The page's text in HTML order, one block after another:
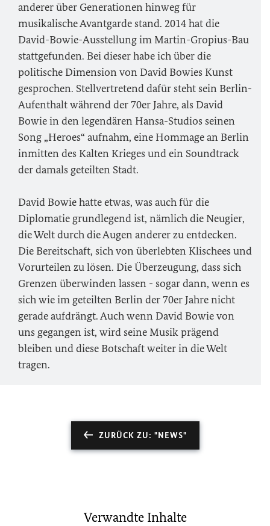
anderer über Generationen hinweg für
musikalische Avantgarde stand. 2014 hat die
David-Bowie-Ausstellung im Martin-Gropius-Bau
stattgefunden. Bei dieser habe ich über die
politische Dimension von David Bowies Kunst
gesprochen. Stellvertretend dafür steht sein Berlin-
Aufenthalt während der 70er Jahre, als David
Bowie in den legendären Hansa-Studios seinen
Song „Heroes“ aufnahm, eine Hommage an Berlin
inmitten des Kalten Krieges und ein Soundtrack
der damals geteilten Stadt.
David Bowie hatte etwas, was auch für die
Diplomatie grundlegend ist, nämlich die Neugier,
die Welt durch die Augen anderer zu entdecken.
Die Bereitschaft, sich von überlebten Klischees und
Vorurteilen zu lösen. Die Überzeugung, dass sich
Grenzen überwinden lassen - sogar dann, wenn es
sich wie im geteilten Berlin der 70er Jahre nicht
gerade aufdrängt. Auch wenn David Bowie von
uns gegangen ist, wird seine Musik prägend
bleiben und diese Botschaft weiter in die Welt
tragen.
ZURÜCK ZU: "NEWS"
Verwandte Inhalte